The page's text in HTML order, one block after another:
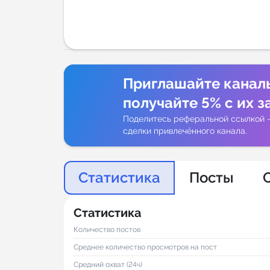
Приглашайте
получайте 5% с их
Поделитесь реферальной ссылкой
сделки привлечённого канала.
Статистика Посты
Статистика
Количество постов
Среднее количество просмотров на пост
Средний охват (24ч)